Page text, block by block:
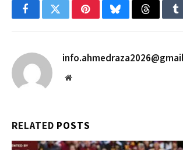
FacebookTwitterPinterestBlueskyThreads
Website
RELATED POSTS